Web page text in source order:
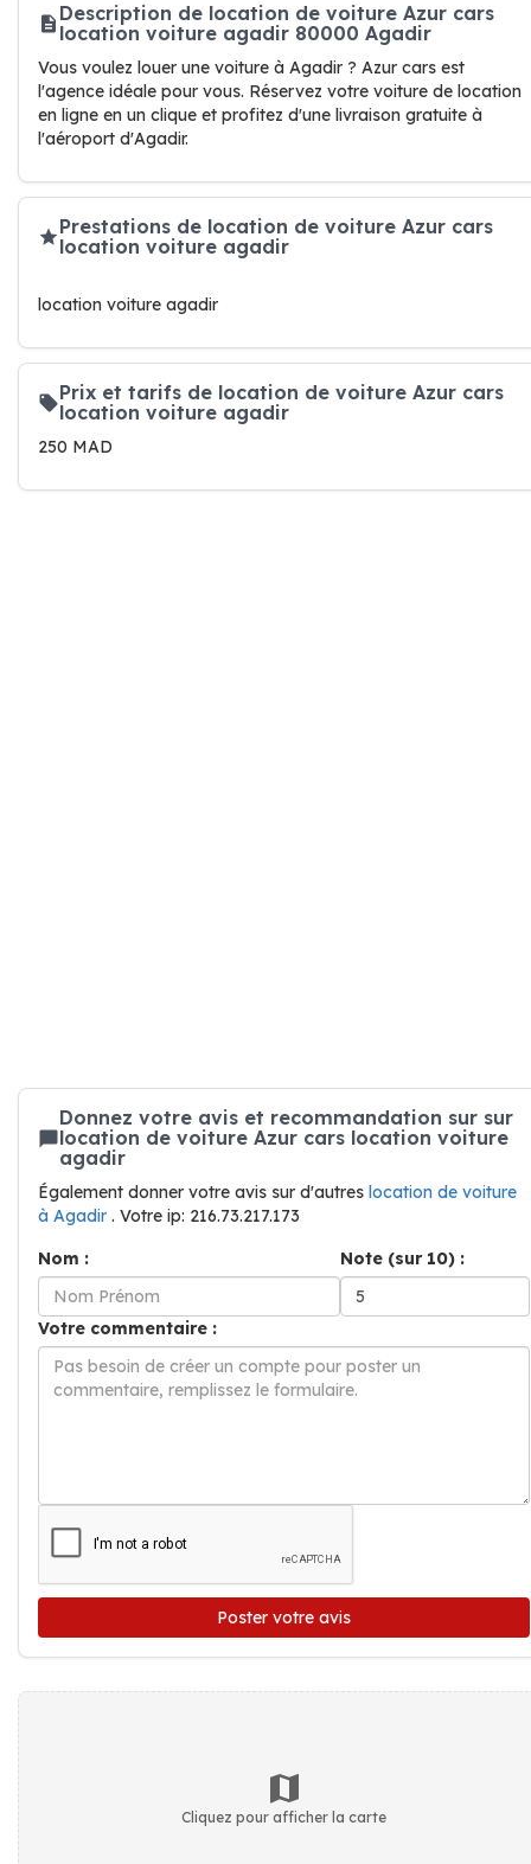
Description de location de voiture Azur cars
location voiture agadir 80000 Agadir
Vous voulez louer une voiture à Agadir ? Azur cars est
l'agence idéale pour vous. Réservez votre voiture de location
en ligne en un clique et profitez d'une livraison gratuite à
l'aéroport d'Agadir.
Prestations de location de voiture Azur cars
location voiture agadir
location voiture agadir
Prix et tarifs de location de voiture Azur cars
location voiture agadir
250 MAD
Donnez votre avis et recommandation sur sur
location de voiture Azur cars location voiture
agadir
Également donner votre avis sur d'autres location de voiture
à Agadir . Votre ip: 216.73.217.173
Nom :
Note (sur 10) :
Votre commentaire :
Poster votre avis
Cliquez pour afficher la carte